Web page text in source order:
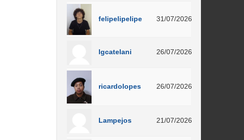
felipelipelipe 31/07/2026
lgcatelani 26/07/2026
ricardolopes 26/07/2026
Lampejos 21/07/2026